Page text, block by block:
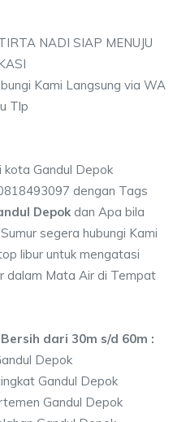
NADI SIAP MENUJU
Kami Langsung via WA
Tlp
Gandul Depok
dengan Tags
Depok dan Apa bila
segera hubungi Kami
libur untuk mengatasi
dalam Mata Air di Tempat
dari 30m s/d 60m :
Depok
Gandul Depok
Gandul Depok